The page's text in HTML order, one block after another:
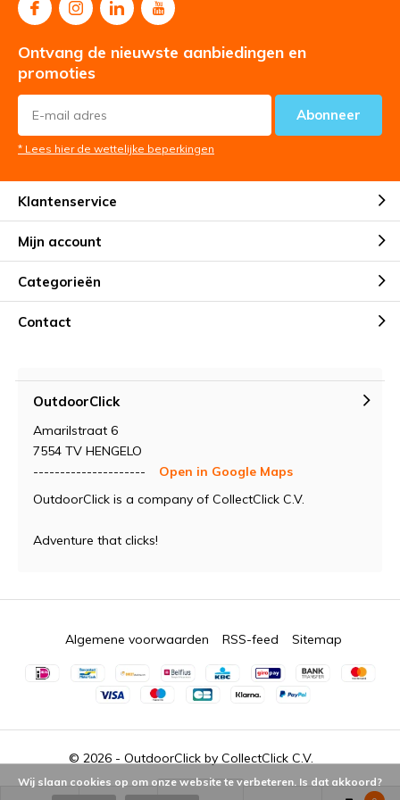
Ontvang de nieuwste aanbiedingen en
promoties
Abonneer
* Lees hier de wettelijke beperkingen
Klantenservice
Mijn account
Categorieën
Contact
OutdoorClick
Amarilstraat 6
7554 TV HENGELO
---------------------
Open in Google Maps
OutdoorClick is a company of CollectClick C.V.
Adventure that clicks!
© 2026 - OutdoorClick by CollectClick C.V.
Algemene voorwaarden RSS-feed Sitemap
Wij slaan cookies op om onze website te verbeteren. Is dat akkoord?